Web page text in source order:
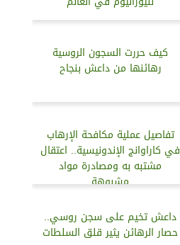
كيف حررت السجون الروسية
رهائنها من داعش بنجاح
تفاصيل عملية مكافحة الإرهاب
في كاراوانج الإندونيسية.. اعتقال
مشتبه به ومصادرة مواد
مشبوهة
داعش تخيم على سجن روسي..
حصار الرهائن يثير قلق السلطات